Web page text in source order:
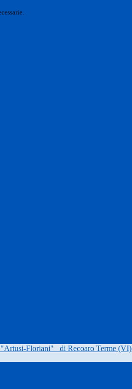
"Artusi-Floriani" di Recoaro Terme (VI)